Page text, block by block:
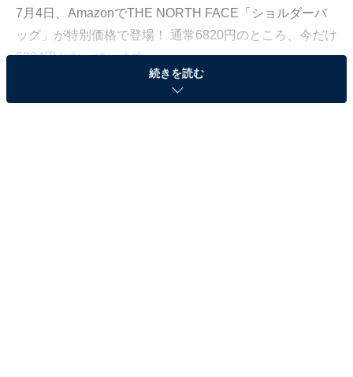
7月4日、 AmazonでTHE NORTH FACE「ショルダーバ
ッグ」が特別価格で登場！ 通常6820円のところ、今だけ
5294円となっています。
そのほかにも注目の商品がラインナップされているので,
続きを読む